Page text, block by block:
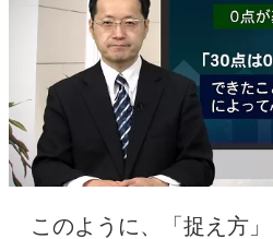
このように、「捉え方